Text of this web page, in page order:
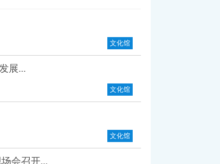
文化馆
展...
文化馆
文化馆
会召开...